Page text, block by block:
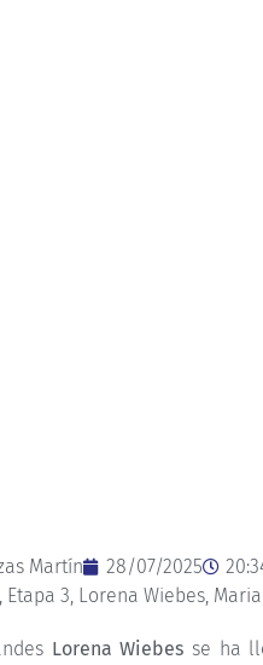
Martín 28/07/2025
, Etapa 3, Lorena Wiebes,
Lorena Wiebes se ha